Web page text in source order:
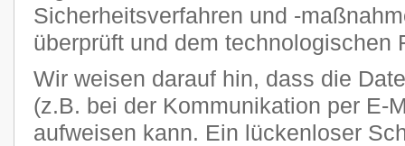
Sicherheitsverfahren und -
überprüft und dem technologischen
Wir weisen darauf hin, dass die
(z.B. bei der Kommunikation per E-
aufweisen kann. Ein lückenloser